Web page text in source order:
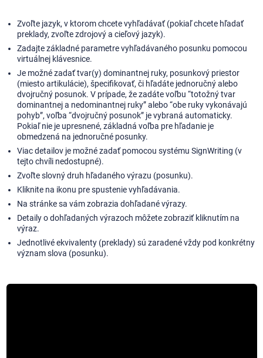
Zvoľte jazyk, v ktorom chcete vyhľadávať (pokiaľ chcete hľadať
preklady, zvoľte zdrojový a cieľový jazyk).
Zadajte základné parametre vyhľadávaného posunku pomocou
virtuálnej klávesnice.
Je možné zadať tvar(y) dominantnej ruky, posunkový priestor
(miesto artikulácie), špecifikovať, či hľadáte jednoručný alebo
dvojručný posunok. V prípade, že zadáte voľbu “totožný tvar
dominantnej a nedominantnej ruky” alebo “obe ruky vykonávajú
pohyb”, voľba “dvojručný posunok” je vybraná automaticky.
Pokiaľ nie je upresnené, základná voľba pre hľadanie je
obmedzená na jednoručné posunky.
Viac detailov je možné zadať pomocou systému SignWriting (v
tejto chvíli nedostupné).
Zvoľte slovný druh hľadaného výrazu (posunku).
Kliknite na ikonu pre spustenie vyhľadávania.
Na stránke sa vám zobrazia dohľadané výrazy.
Detaily o dohľadaných výrazoch môžete zobraziť kliknutím na
výraz.
Jednotlivé ekvivalenty (preklady) sú zaradené vždy pod konkrétny
význam slova (posunku).